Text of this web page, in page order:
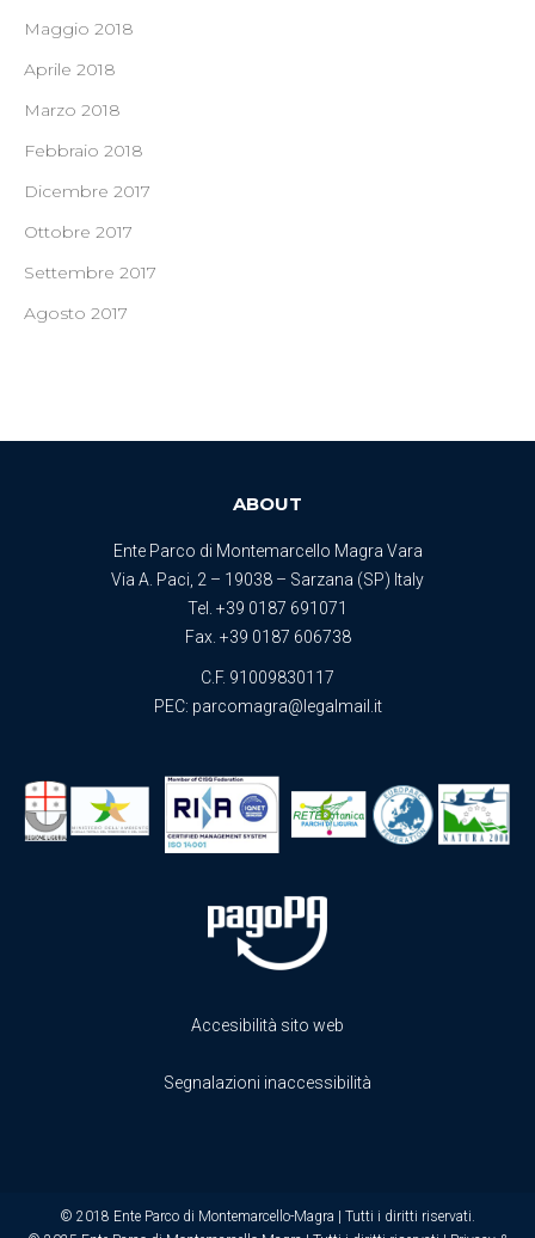
Maggio 2018
Aprile 2018
Marzo 2018
Febbraio 2018
Dicembre 2017
Ottobre 2017
Settembre 2017
Agosto 2017
ABOUT
Ente Parco di Montemarcello Magra Vara
Via A. Paci, 2 – 19038 – Sarzana (SP) Italy
Tel. +39 0187 691071
Fax. +39 0187 606738
C.F. 91009830117
PEC: parcomagra@legalmail.it
Accesibilità sito web
Segnalazioni inaccessibilità
© 2018 Ente Parco di Montemarcello-Magra | Tutti i diritti riservati.